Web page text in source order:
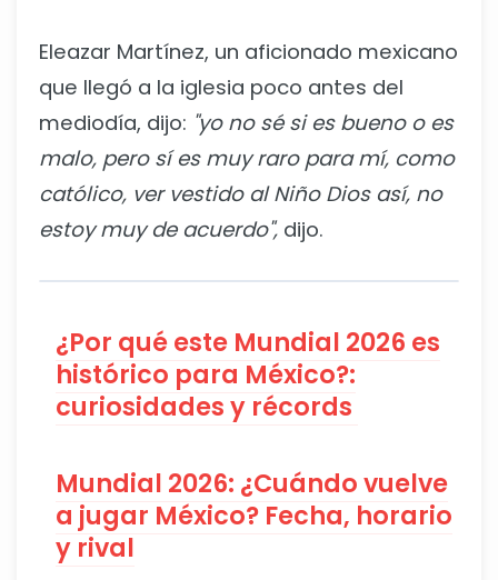
Eleazar Martínez, un aficionado mexicano
que llegó a la iglesia poco antes del
mediodía, dijo: "yo no sé si es bueno o es
malo, pero sí es muy raro para mí, como
católico, ver vestido al Niño Dios así, no
estoy muy de acuerdo", dijo.
¿Por qué este Mundial 2026 es
histórico para México?:
curiosidades y récords
Mundial 2026: ¿Cuándo vuelve
a jugar México? Fecha, horario
y rival